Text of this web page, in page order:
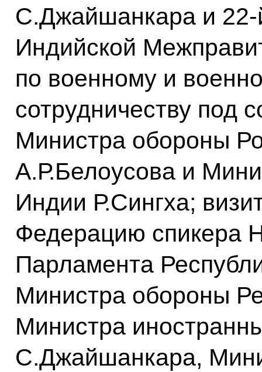
С.Джайшанкара и
Индийской
по военному и
сотрудничеству под
Министра обороны
А.Р.Белоусова и
Индии Р.Сингха;
Федерацию спикера
Парламента
Министра обороны
Министра
С.Джайшанкара,